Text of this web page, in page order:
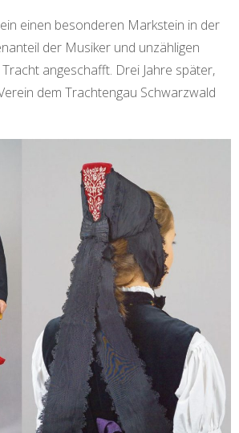
einen besonderen Markstein in der
der Musiker und unzähligen
angeschafft. Drei Jahre später,
dem Trachtengau Schwarzwald